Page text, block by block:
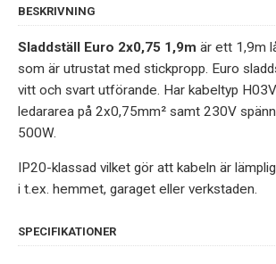
BESKRIVNING
Sladdställ Euro 2x0,75 1,9m är ett 1,9m
som är utrustat med stickpropp. Euro
vitt och svart utförande. Har kabeltyp
ledararea på 2x0,75mm² samt 230V
500W.
IP20-klassad vilket gör att kabeln är
i t.ex. hemmet, garaget eller verkstaden.
SPECIFIKATIONER